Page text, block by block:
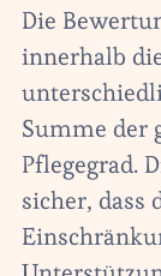
Die
innerhalb
Summe der
Pflegegrad.
sicher, dass